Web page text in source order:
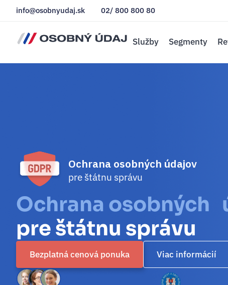
info@osobnyudaj.sk 02/ 800 800 80
Služby Segmenty
Ochrana osobných údajov
pre štátnu správu
Ochrana osobných
pre štátnu správu
Bezplatná cenová ponuka Viac informácií